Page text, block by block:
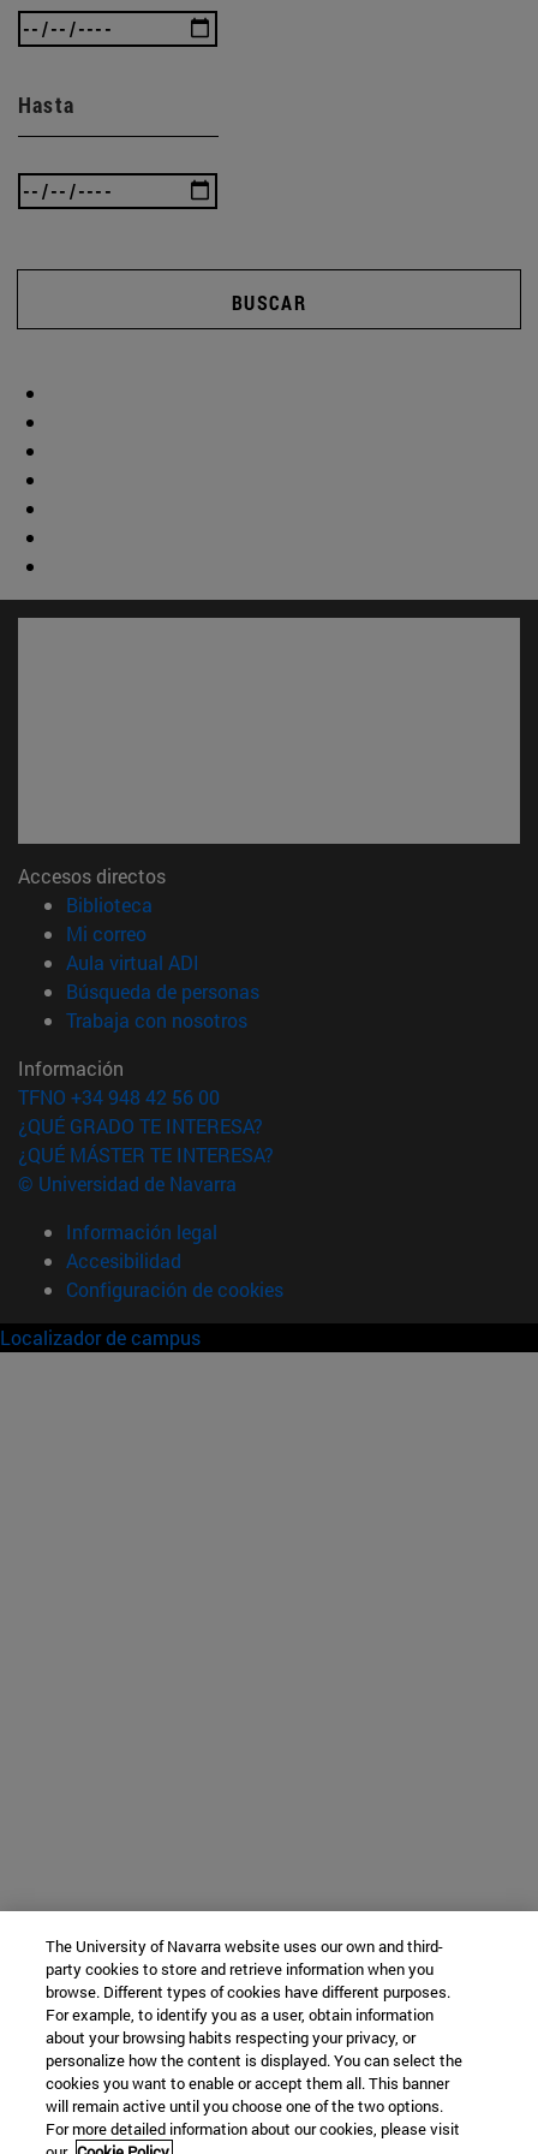
Hasta
BUSCAR
Accesos directos
Biblioteca
Mi correo(abre en nueva ventana)
Aula virtual ADI
Búsqueda de personas(abre en nueva ventana)
Trabaja con nosotros(abre en nueva ventana)
Información
TFNO +34 948 42 56 00
¿QUÉ GRADO TE INTERESA?
¿QUÉ MÁSTER TE INTERESA?
© Universidad de Navarra
Información legal
Accesibilidad
Configuración de cookies
Localizador de campus
The University of Navarra website uses our own and third-
party cookies to store and retrieve information when you
browse. Different types of cookies have different purposes.
For example, to identify you as a user, obtain information
about your browsing habits respecting your privacy, or
personalize how the content is displayed. You can select the
cookies you want to enable or accept them all. This banner
will remain active until you choose one of the two options.
For more detailed information about our cookies, please visit